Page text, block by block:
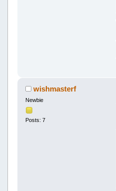
wishmasterf
Newbie
Posts: 7